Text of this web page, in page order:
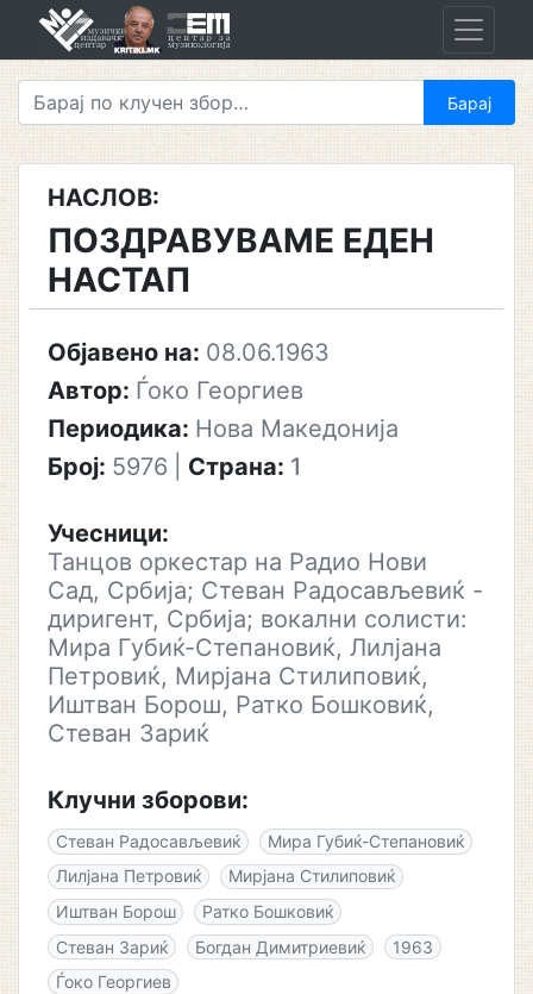
НАСЛОВ:
ПОЗДРАВУВАМЕ ЕДЕН
НАСТАП
Објавено на: 08.06.1963
Автор: Ѓоко Георгиев
Периодика: Нова Македонија
Број: 5976 Страна: 1
Учесници:
Танцов оркестар на Радио Нови
Сад, Србија; Стеван Радосављевиќ -
диригент, Србија; вокални солисти:
Мира Губиќ-Степановиќ, Лилјана
Петровиќ, Мирјана Стилиповиќ,
Иштван Борош, Ратко Бошковиќ,
Стеван Зариќ
Клучни зборови:
Стеван Радосављевиќ
Мира Губиќ-Степановиќ
Лилјана Петровиќ
Мирјана Стилиповиќ
Иштван Борош
Ратко Бошковиќ
Стеван Зариќ
Богдан Димитриевиќ
1963
Ѓоко Георгиев